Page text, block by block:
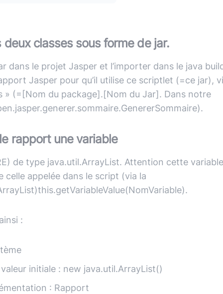
deux classes sous forme de jar.
dans le projet Jasper et l’importer dans le java
Jasper pour qu’il utilise ce scriptlet (=ce jar),
» (=[Nom du package].[Nom du Jar]. Dans notre
rapport une variable
de type java.util.ArrayList. Attention cette
celle appelée dans le script (via la
:
initiale : new java.util.ArrayList()
: Rapport